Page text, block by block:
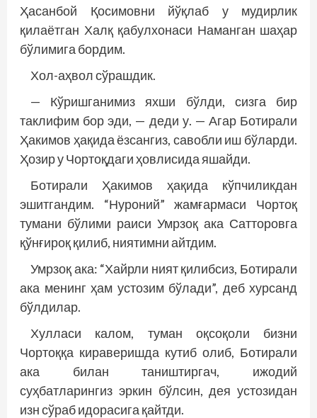
Ҳасанбой Қосимовни йўқлаб у мудирлик
қилаётган Халқ қабулхонаси Наманган шаҳар
бўлимига бордим.
Хол-аҳвол сўрашдик.
— Кўришганимиз яхши бўлди, сизга бир
таклифим бор эди, — деди у. — Агар Ботирали
Ҳакимов ҳақида ёзсангиз, савобли иш бўларди.
Ҳозир у Чортоқдаги ҳовлисида яшайди.
Ботирали Ҳакимов ҳақида кўпчиликдан
эшитгандим. “Нуроний” жамғармаси Чортоқ
тумани бўлими раиси Умрзоқ ака Сатторовга
қўнғироқ қилиб, ниятимни айтдим.
Умрзоқ ака: “Хайрли ният қилибсиз, Ботирали
ака менинг ҳам устозим бўлади”, деб хурсанд
бўлдилар.
Хулласи калом, туман оқсоқоли бизни
Чортоққа кираверишда кутиб олиб, Ботирали
ака билан таништиргач, ижодий
суҳбатларингиз эркин бўлсин, дея устозидан
изн сўраб идорасига қайтди.